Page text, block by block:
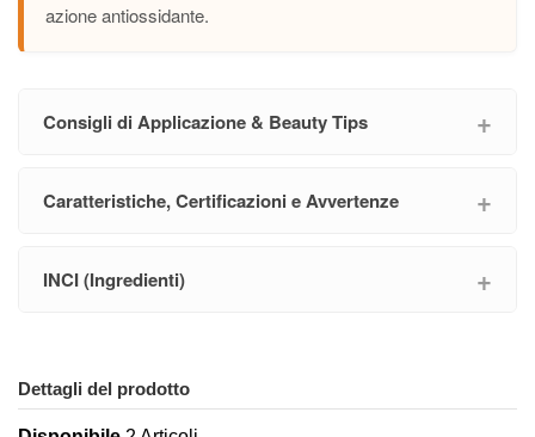
azione antiossidante.
Consigli di Applicazione & Beauty Tips
Caratteristiche, Certificazioni e Avvertenze
INCI (Ingredienti)
Dettagli del prodotto